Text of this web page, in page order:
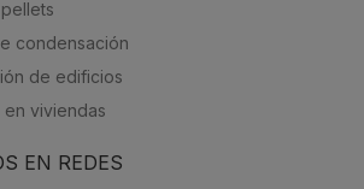
condensación
de edificios
en viviendas
EN REDES